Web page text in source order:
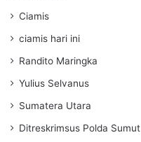
Ciamis
ciamis hari ini
Randito Maringka
Yulius Selvanus
Sumatera Utara
Ditreskrimsus Polda Sumut